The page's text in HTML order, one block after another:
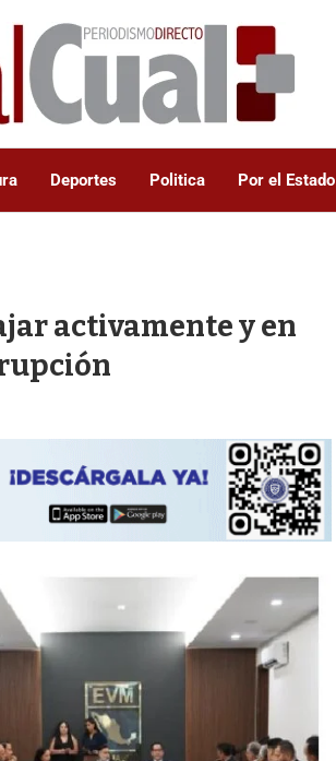
Deportes Politica Por el Estado
activamente y en